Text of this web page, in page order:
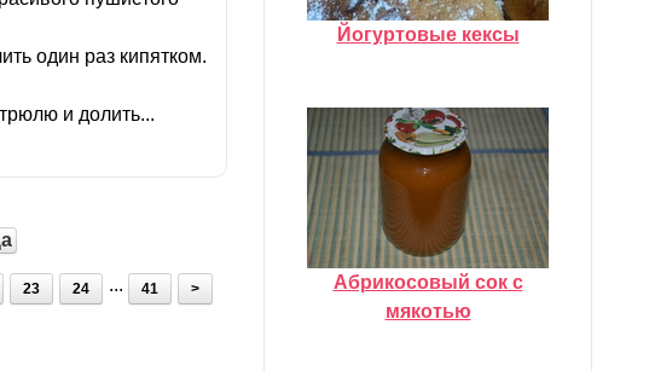
один раз кипятком.
и долить...
23 24 ... 41 >
Йогуртовые кексы
Абрикосовый сок с
мякотью